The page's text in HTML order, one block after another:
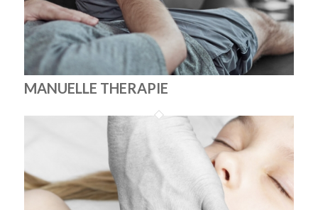
MANUELLE THERAPIE